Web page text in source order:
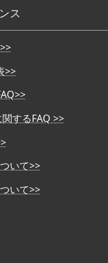
ス
>>
するFAQ >>
いて>>
いて>>